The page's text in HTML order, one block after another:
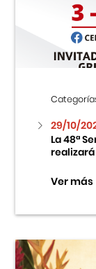
Centro
Cursos
Museo
Fondo
Teatro
29/10/
La 48ª
realizará
Ver más